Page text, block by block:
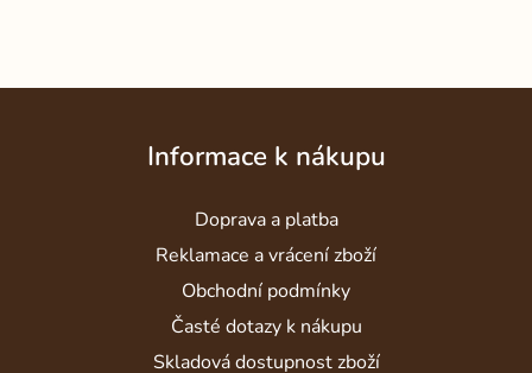
Informace k nákupu
Doprava a platba
Reklamace a vrácení zboží
Obchodní podmínky
Časté dotazy k nákupu
Skladová dostupnost zboží